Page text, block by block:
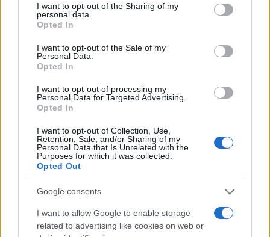
not limited to your visit or usage behaviour. You may click to
grant or deny consent to Google and its third-party tags to
use your data for below specified purposes in below Google
consent section.
I want to opt-out of the Sharing of my
personal data.
Opted In
I want to opt-out of the Sale of my
Personal Data.
Opted In
I want to opt-out of processing my
Personal Data for Targeted Advertising.
Opted In
I want to opt-out of Collection, Use,
Retention, Sale, and/or Sharing of my
Personal Data that Is Unrelated with the
Purposes for which it was collected.
Opted Out
Google consents
I want to allow Google to enable storage
related to advertising like cookies on web or
Petrolio in calo: Brent a 88.9 dollari, ribassi diffusi tra le
materie prime
Andrea Innocenti · 6 Ago 2026